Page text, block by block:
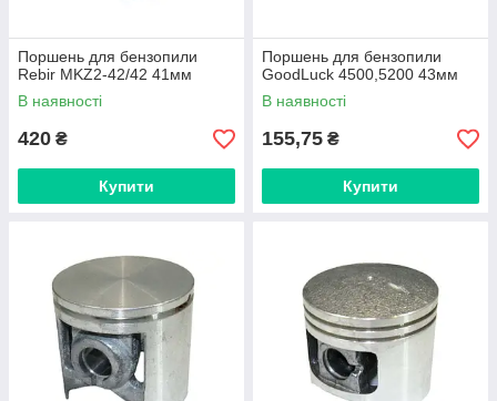
Поршень для бензопили
Rebir MKZ2-42/42 41мм
В наявності
420 ₴
Купити
Поршень для бензопили
GoodLuck 4500,5200 43мм
В наявності
155,75 ₴
Купити